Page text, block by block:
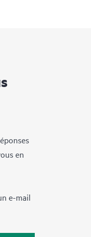
en
e-mail